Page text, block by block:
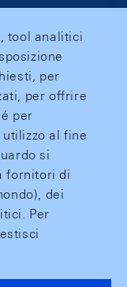
tool analitici
per
per offrire
per
al fine
si
fornitori di
dei
Per